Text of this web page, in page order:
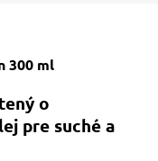
300 ml
o
pre suché a